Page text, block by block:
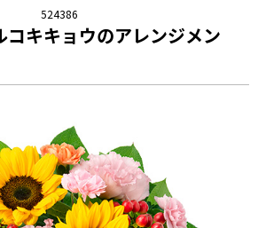
524386
コキキョウのアレンジメン